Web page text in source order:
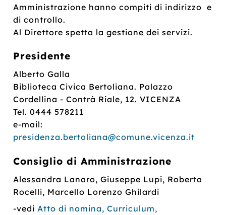
Amministrazione hanno compiti di indirizzo e
di controllo.
Al Direttore spetta la gestione dei servizi.
Presidente
Alberto Galla
Biblioteca Civica Bertoliana. Palazzo
Cordellina - Contrà Riale, 12. VICENZA
Tel. 0444 578211
e-mail:
presidenza.bertoliana@comune.vicenza.it
Consiglio di Amministrazione
Alessandra Lanaro, Giuseppe Lupi, Roberta
Rocelli, Marcello Lorenzo Ghilardi
-vediAtto di nomina, Curriculum,